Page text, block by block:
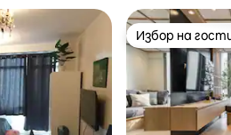
Избор на
Избор на